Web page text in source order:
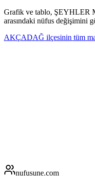
Grafik ve tablo, ŞEYHLER
arasındaki nüfus değişimini
AKÇADAĞ ilçesinin tüm
nufusune.com